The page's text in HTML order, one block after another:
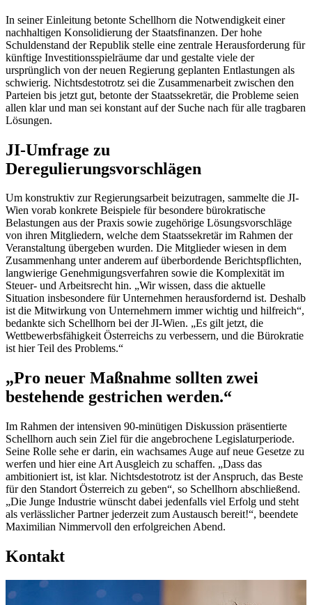
In seiner Einleitung betonte Schellhorn die Notwendigkeit einer
nachhaltigen Konsolidierung der Staatsfinanzen. Der hohe
Schuldenstand der Republik stelle eine zentrale Herausforderung für
künftige Investitionsspielräume dar und gestalte viele der
ursprünglich von der neuen Regierung geplanten Entlastungen als
schwierig. Nichtsdestotrotz sei die Zusammenarbeit zwischen den
Parteien bis jetzt gut, betonte der Staatssekretär, die Probleme seien
allen klar und man sei konstant auf der Suche nach für alle tragbaren
Lösungen.
JI-Umfrage zu
Deregulierungsvorschlägen
Um konstruktiv zur Regierungsarbeit beizutragen, sammelte die JI-
Wien vorab konkrete Beispiele für besondere bürokratische
Belastungen aus der Praxis sowie zugehörige Lösungsvorschläge
von ihren Mitgliedern, welche dem Staatssekretär im Rahmen der
Veranstaltung übergeben wurden. Die Mitglieder wiesen in dem
Zusammenhang unter anderem auf überbordende Berichtspflichten,
langwierige Genehmigungsverfahren sowie die Komplexität im
Steuer- und Arbeitsrecht hin. „Wir wissen, dass die aktuelle
Situation insbesondere für Unternehmen herausfordernd ist. Deshalb
ist die Mitwirkung von Unternehmern immer wichtig und hilfreich“,
bedankte sich Schellhorn bei der JI-Wien. „Es gilt jetzt, die
Wettbewerbsfähigkeit Österreichs zu verbessern, und die Bürokratie
ist hier Teil des Problems.“
„Pro neuer Maßnahme sollten zwei
bestehende gestrichen werden.“
Im Rahmen der intensiven 90-minütigen Diskussion präsentierte
Schellhorn auch sein Ziel für die angebrochene Legislaturperiode.
Seine Rolle sehe er darin, ein wachsames Auge auf neue Gesetze zu
werfen und hier eine Art Ausgleich zu schaffen. „Dass das
ambitioniert ist, ist klar. Nichtsdestotrotz ist der Anspruch, das Beste
für den Standort Österreich zu geben“, so Schellhorn abschließend.
„Die Junge Industrie wünscht dabei jedenfalls viel Erfolg und steht
als verlässlicher Partner jederzeit zum Austausch bereit!“, beendete
Maximilian Nimmervoll den erfolgreichen Abend.
Kontakt